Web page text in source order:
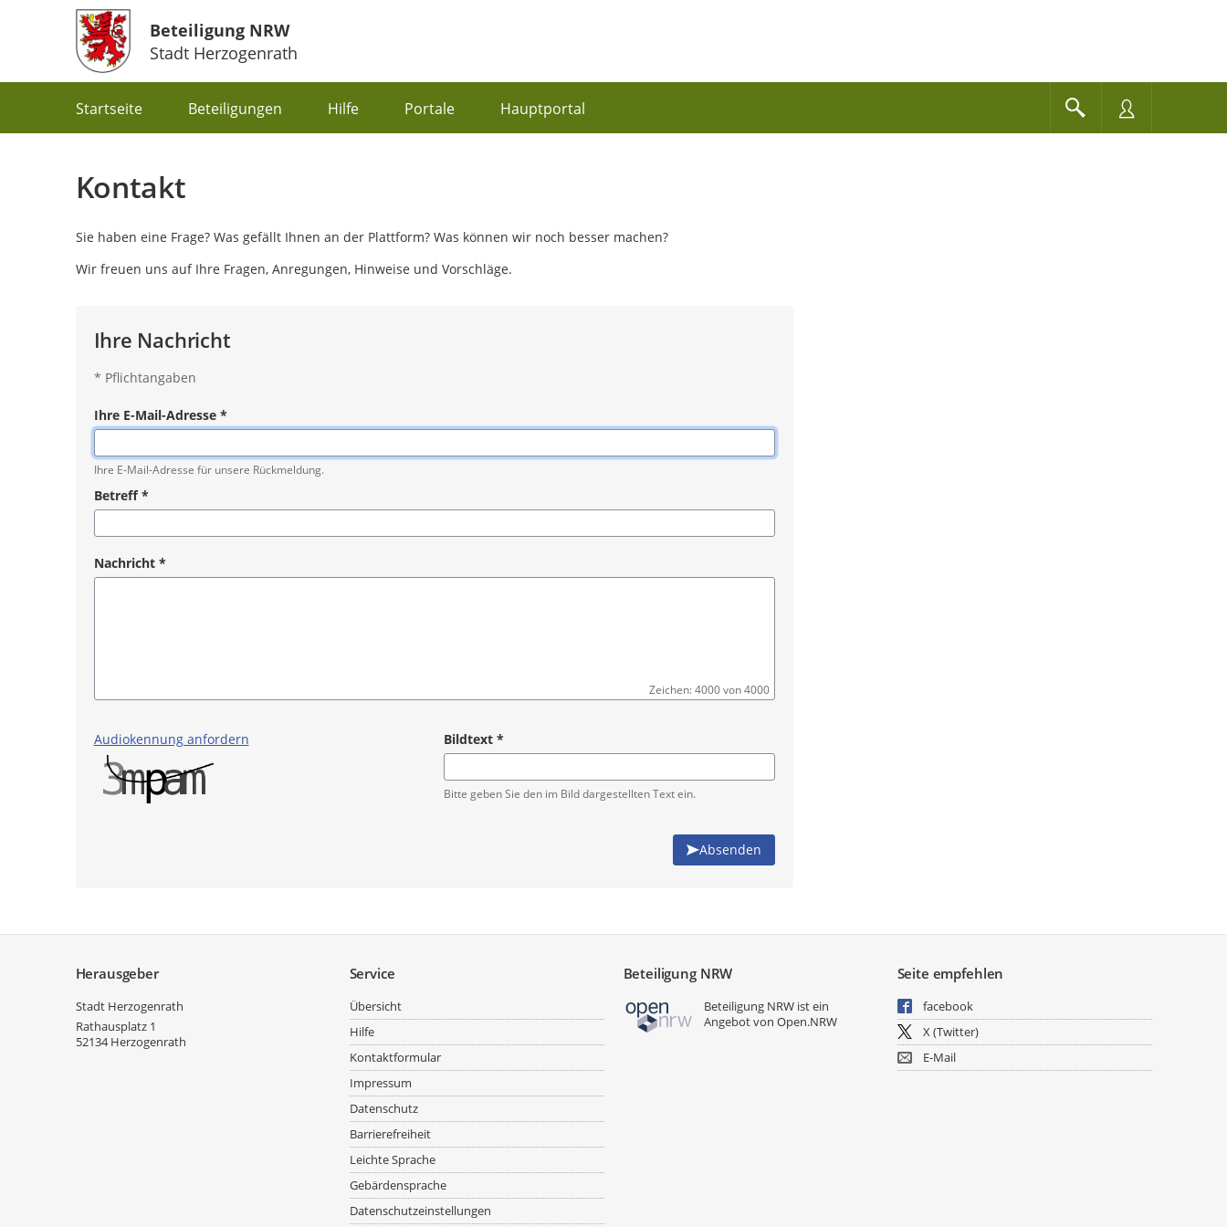
Beteiligung NRW
Stadt Herzogenrath
Startseite Beteiligungen Hilfe Portale Hauptportal
Kontakt
Sie haben eine Frage? Was gefällt Ihnen an der Plattform? Was können wir noch besser machen?
Wir freuen uns auf Ihre Fragen, Anregungen, Hinweise und Vorschläge.
Ihre Nachricht
* Pflichtangaben
Ihre E-Mail-Adresse*
Pflichtangabe
Ihre E-Mail-Adresse für unsere Rückmeldung.
Betreff*
Nachricht*
Zeichen: 4000 von 4000
Audiokennung anfordern Bildtext *
Pflichtangabe
Bitte geben Sie den im Bild dargestellten Text ein.
Absenden
Herausgeber
Stadt Herzogenrath
Rathausplatz 1
52134 Herzogenrath
Service
Übersicht
Hilfe
Kontaktformular
Impressum
Datenschutz
Barrierefreiheit
Leichte Sprache
Gebärdensprache
Datenschutzeinstellungen
Beteiligung NRW
Beteiligung NRW ist ein
Angebot vonOpen.NRW
Seite empfehlen
facebook
X (Twitter)
E-Mail